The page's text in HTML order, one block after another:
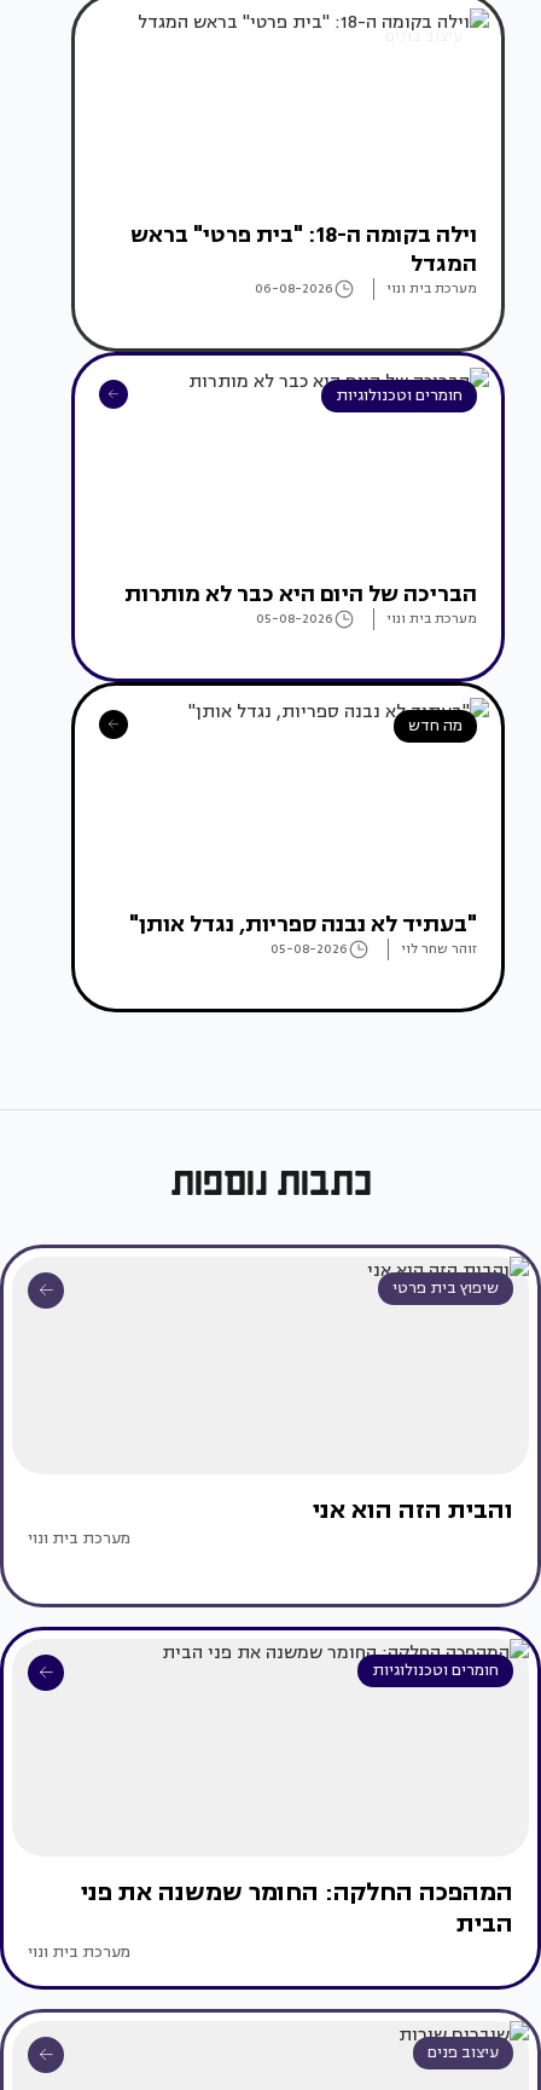
עיצוב בתים
וילה בקומה ה-18: "בית פרטי" בראש
המגדל
מערכת בית ונוי 06-08-2026
חומרים וטכנולוגיות
הבריכה של היום היא כבר לא מותרות
מערכת בית ונוי 05-08-2026
מה חדש
"בעתיד לא נבנה ספריות, נגדל אותן"
זוהר שחר לוי 05-08-2026
כתבות נוספות
שיפוץ בית פרטי
והבית הזה הוא אני
מערכת בית ונוי
חומרים וטכנולוגיות
המהפכה החלקה: החומר שמשנה את פני
הבית
מערכת בית ונוי
עיצוב פנים